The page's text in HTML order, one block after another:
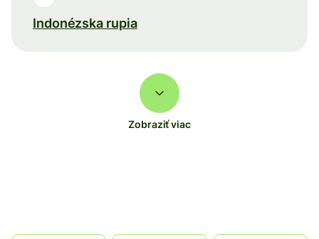
Indonézska rupia
Zobraziť viac